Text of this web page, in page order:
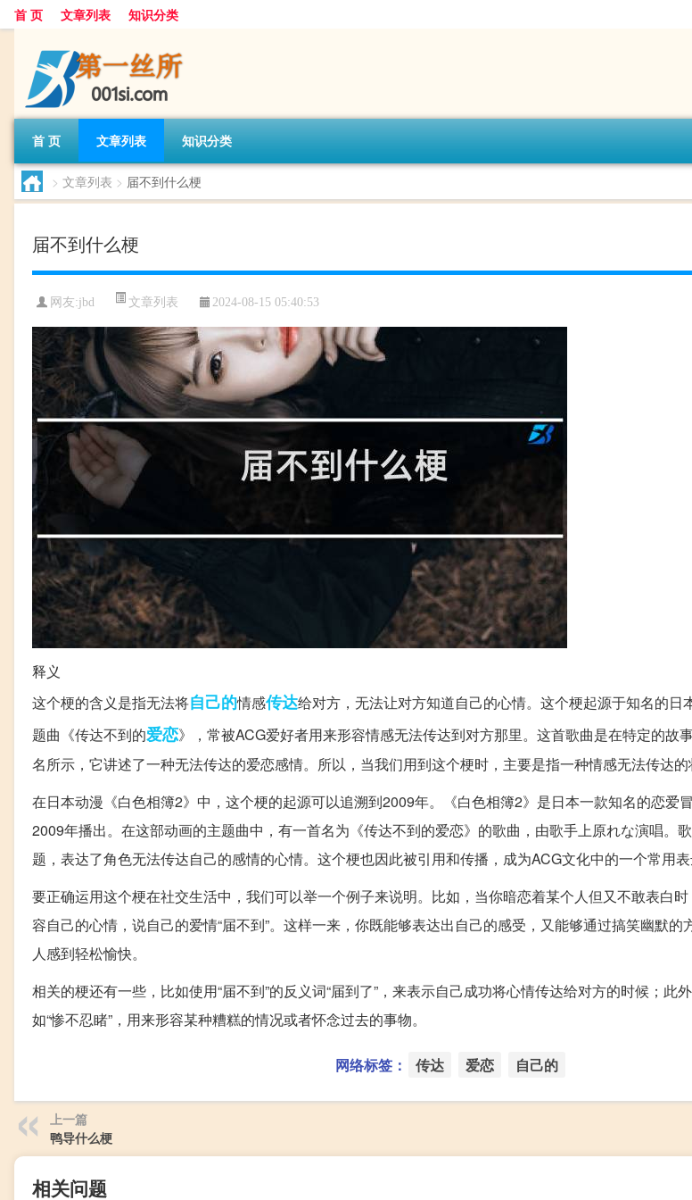
首 页 文章列表 知识分类
首 页 文章列表 知识分类
> 文章列表 > 届不到什么梗
届不到什么梗
网友:jbd 文章列表 2024-08-15 05:40:53
释义
这个梗的含义是指无法将自己的情感传达给对方，无法让对方知道自己的心情。这个梗起源于知名的日
题曲《传达不到的爱恋》，常被ACG爱好者用来形容情感无法传达到对方那里。这首歌曲是在特定的故
名所示，它讲述了一种无法传达的爱恋感情。所以，当我们用到这个梗时，主要是指一种情感无法传达的
在日本动漫《白色相簿2》中，这个梗的起源可以追溯到2009年。《白色相簿2》是日本一款知名的恋爱
2009年播出。在这部动画的主题曲中，有一首名为《传达不到的爱恋》的歌曲，由歌手上原れな演唱。
题，表达了角色无法传达自己的感情的心情。这个梗也因此被引用和传播，成为ACG文化中的一个常用表
要正确运用这个梗在社交生活中，我们可以举一个例子来说明。比如，当你暗恋着某个人但又不敢表白
容自己的心情，说自己的爱情“届不到”。这样一来，你既能够表达出自己的感受，又能够通过搞笑幽默
人感到轻松愉快。
相关的梗还有一些，比如使用“届不到”的反义词“届到了”，来表示自己成功将心情传达给对方的时候；此
如“惨不忍睹”，用来形容某种糟糕的情况或者怀念过去的事物。
网络标签： 传达 爱恋 自己的
上一篇
鸭导什么梗
相关问题